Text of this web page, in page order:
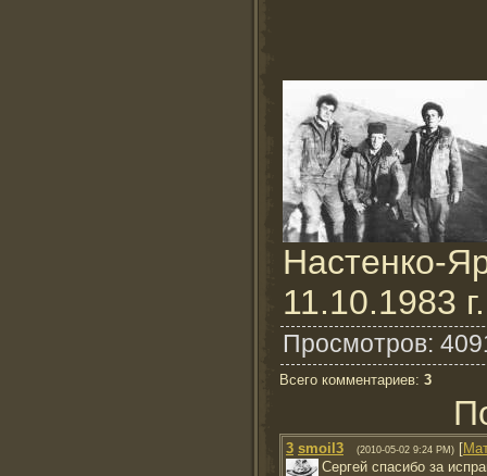
Настенко-
11.10.1983
Просмотров:
Всего комментариев: 3
3 smoil3 (2010-05-02 9:24 PM) [
Сергей спасибо за